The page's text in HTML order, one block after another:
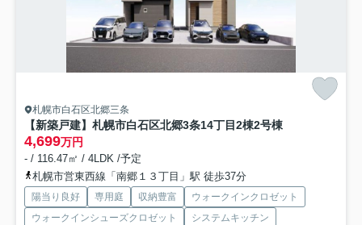
札幌市白石区北郷三条
【新築戸建】札幌市白石区北郷3条14丁目2棟2号棟
4,699万円
- / 116.47㎡ / 4LDK /予定
札幌市営東西線「南郷１３丁目」駅 徒歩37分
陽当り良好 専用庭 収納豊富
ウォークインクロゼット
ウォークインシューズクロゼット
システムキッチン